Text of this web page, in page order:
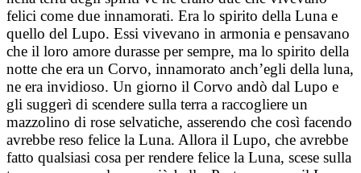
felici come due innamorati. Era lo spirito della Luna e
quello del Lupo. Essi vivevano in armonia e pensavano
che il loro amore durasse per sempre, ma lo spirito della
notte che era un Corvo, innamorato anch’egli della luna,
ne era invidioso. Un giorno il Corvo andò dal Lupo e
gli suggerì di scendere sulla terra a raccogliere un
mazzolino di rose selvatiche, asserendo che così facendo
avrebbe reso felice la Luna. Allora il Lupo, che avrebbe
fatto qualsiasi cosa per rendere felice la Luna, scese sulla